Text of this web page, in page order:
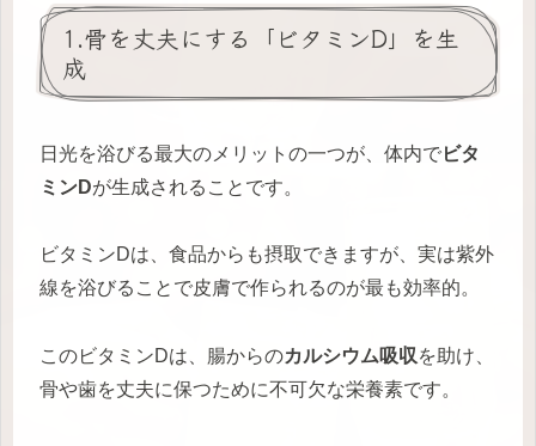
1.骨を丈夫にする「ビタミンD」を生
成
日光を浴びる最大のメリットの一つが、体内でビタ
ミンDが生成されることです。
ビタミンDは、食品からも摂取できますが、実は紫外
線を浴びることで皮膚で作られるのが最も効率的。
このビタミンDは、腸からのカルシウム吸収 を助け、
骨や歯を丈夫に保つために不可欠な栄養素です。